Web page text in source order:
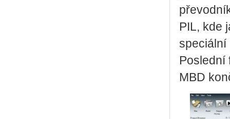
PIL, kde
speciální
Poslední
MBD